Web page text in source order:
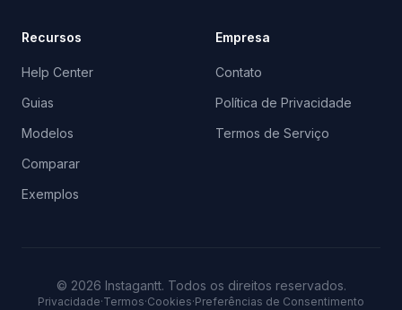
Recursos
Help Center
Guias
Modelos
Comparar
Exemplos
Empresa
Contato
Política de Privacidade
Termos de Serviço
© 2026 Instagantt. Todos os direitos reservados.
Privacidade·Termos·Cookies·Preferências de Consentimento